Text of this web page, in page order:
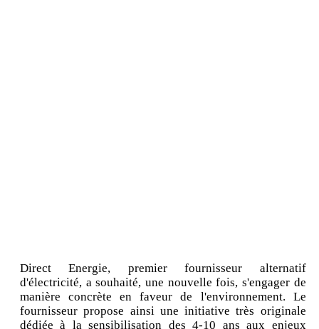
Direct Energie, premier fournisseur alternatif
d'électricité, a souhaité, une nouvelle fois, s'engager de
manière concrète en faveur de l'environnement. Le
fournisseur propose ainsi une initiative très originale
dédiée à la sensibilisation des 4-10 ans aux enjeux